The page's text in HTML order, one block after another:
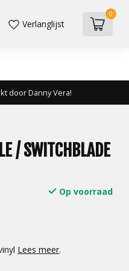
Verlanglijst
0
door Danny Vera!
/ SWITCHBLADE
Op voorraad
Lees meer.